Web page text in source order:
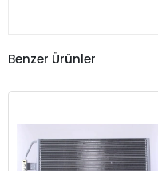
Benzer Ürünler